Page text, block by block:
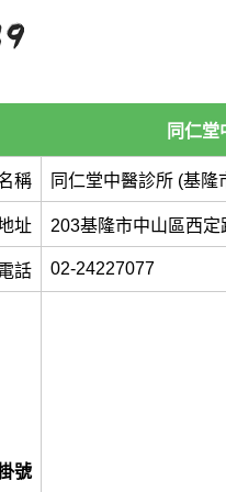
同仁
稱 同仁堂中醫診所 (基隆
址 203基隆市中山區西定
話 02-24227077
號